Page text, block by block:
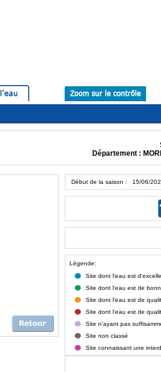
Département :
Début de la saison : 15/06/
Légende:
Site dont l'eau est
Site dont l'eau est de
Site dont l'eau est de
Site dont l'eau est de
Site n'ayant pas
Site non classé
Site connaissant une